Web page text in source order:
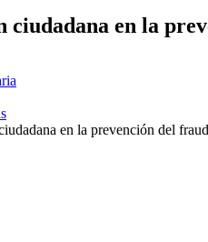
ciudadana en la
en la prevención del